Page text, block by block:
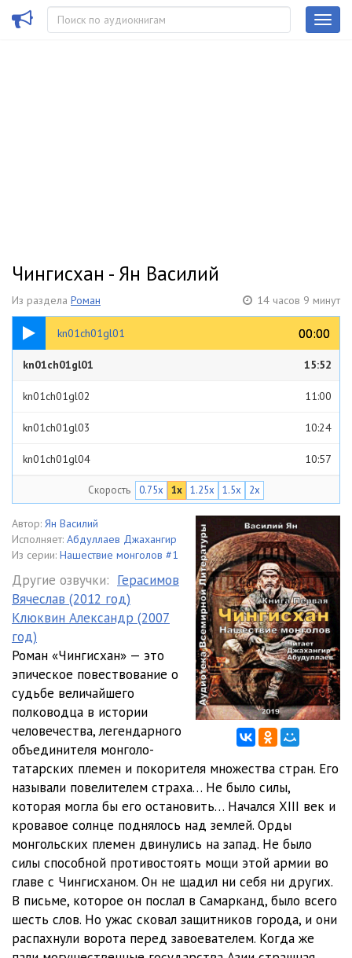
Чингисхан - Ян Василий
Из раздела Роман 14 часов 9 минут
kn01ch01gl01 00:00
00:00
15:52
kn01ch01gl01 15:52
kn01ch01gl02 11:00
kn01ch01gl03 10:24
kn01ch01gl04 10:57
kn01ch01gl05
kn01ch01gl06
kn01ch02gl01 15:38
kn01ch02gl02 13:41
kn01ch02gl03 10:21
kn01ch02gl04 09:05
kn01ch02gl05 12:00
kn01ch02gl06 15:00
kn01ch02gl07
kn01ch02gl08 15:34
kn01ch02gl09 19:46
kn01ch03gl02 20:00
kn01ch04gl01 05:04
Скорость 0.75x 1x 1.25x 1.5x 2x
Автор: Ян Василий
Исполняет: Абдуллаев Джахангир
Из серии: Нашествие монголов #1
Другие озвучки: Герасимов
Вячеслав (2012 год)
Клюквин Александр (2007
год)
Роман «Чингисхан» — это
эпическое повествование о
судьбе величайшего
полководца в истории
человечества, легендарного
объединителя монголо-
татарских племен и покорителя множества стран. Его
называли повелителем страха… Не было силы,
которая могла бы его остановить… Начался XIII век и
кровавое солнце поднялось над землей. Орды
монгольских племен двинулись на запад. Не было
силы способной противостоять мощи этой армии во
главе с Чингисханом. Он не щадил ни себя ни других.
В письме, которое он послал в Самарканд, было всего
шесть слов. Но ужас сковал защитников города, и они
распахнули ворота перед завоевателем. Когда же